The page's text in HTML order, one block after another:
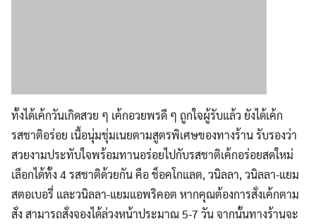
ทั้งได้เค้กวันเกิดสวย ๆ เค้กอวยพรดี ๆ ถูกใจผู้รับแล้ว ยังได้เค้ก
รสชาติอร่อย เนื้อนุ่มชุ่มเนยตามสูตรพิเศษของทางร้าน รับรองว่า
สวยงามประทับใจพร้อมทานอร่อยไปกับรสชาติเค้กอร่อยสดใหม่
เลือกได้ทั้ง 4 รสชาติด้วยกัน คือ ช็อคโกแลต, วนิลลา, วนิลลา-แยม
สตอเบอรี่ และวนิลลา-แยมแอพริคอต หากคุณต้องการสั่งเค้กตาม
สั่ง สามารถสั่งจองได้ล่วงหน้าประมาณ 5-7 วัน จากนั้นทางร้านจะ